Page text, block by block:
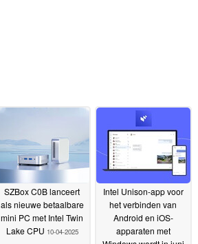
SZBox C0B lanceert
als nieuwe betaalbare
mini PC met Intel Twin
Lake CPU 10-04-2025
Intel Unison-app voor
het verbinden van
Android en iOS-
apparaten met